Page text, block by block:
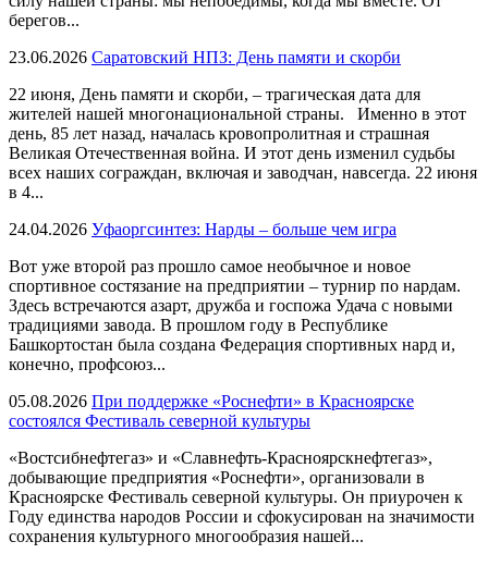
берегов...
23.06.2026 Саратовский НПЗ: День памяти и скорби
22 июня, День памяти и скорби, – трагическая дата для
жителей нашей многонациональной страны. Именно в этот
день, 85 лет назад, началась кровопролитная и страшная
Великая Отечественная война. И этот день изменил судьбы
всех наших сограждан, включая и заводчан, навсегда. 22 июня
в 4...
24.04.2026 Уфаоргсинтез: Нарды – больше чем игра
Вот уже второй раз прошло самое необычное и новое
спортивное состязание на предприятии – турнир по нардам.
Здесь встречаются азарт, дружба и госпожа Удача с новыми
традициями завода. В прошлом году в Республике
Башкортостан была создана Федерация спортивных нард и,
конечно, профсоюз...
05.08.2026 При поддержке «Роснефти» в Красноярске
состоялся Фестиваль северной культуры
«Востсибнефтегаз» и «Славнефть-Красноярскнефтегаз»,
добывающие предприятия «Роснефти», организовали в
Красноярске Фестиваль северной культуры. Он приурочен к
Году единства народов России и сфокусирован на значимости
сохранения культурного многообразия нашей...